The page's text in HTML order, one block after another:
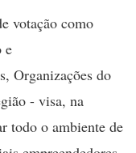
votação como
e
Organizações do
- visa, na
todo o ambiente de